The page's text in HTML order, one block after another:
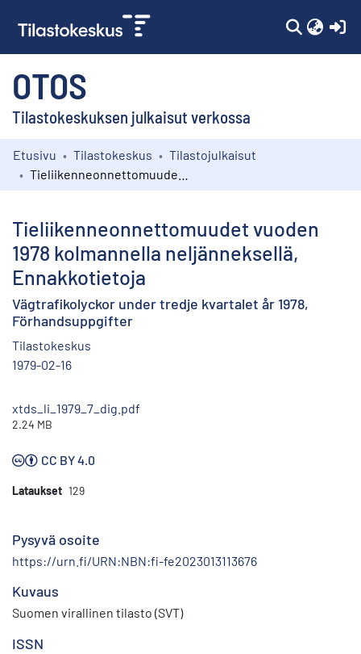
OTOS
Tilastokeskuksen julkaisut verkossa
Kokoelmat
Etusivu Tilastokeskus
Tilastojulkaisut
Tieliikenneonnettomuudet vuoden
1978 kolmannella neljänneksellä,
Ennakkotietoja
Vägtrafikolyckor under tredje kvartalet år 1978,
Förhandsuppgifter
Tilastokeskus
1979-02-16
xtds_li_1979_7_dig.pdf
2.24 MB
CC BY 4.0
Lataukset 129
Pysyvä osoite
https://urn.fi/URN:NBN:fi-fe2023013113676
Kuvaus
Suomen virallinen tilasto (SVT)
ISSN